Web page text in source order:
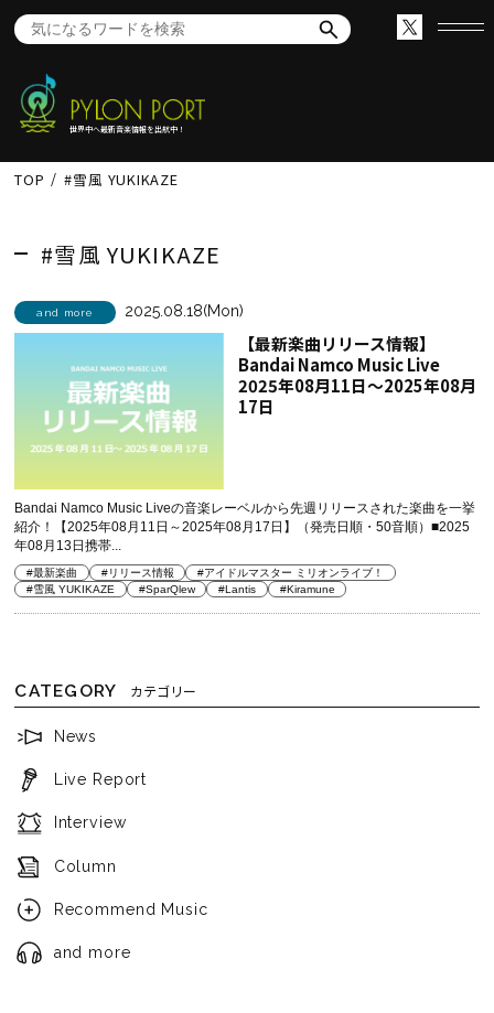
世界中へ最新音楽情報を出航中！
TOP #雪風 YUKIKAZE
#雪風 YUKIKAZE
and more 2025.08.18(Mon)
【最新楽曲リリース情報】
Bandai Namco Music Live
2025年08月11日～2025年08月
17日
Bandai Namco Music Liveの音楽レーベルから先週リリースされた楽曲を一挙
紹介！ 【2025年08月11日～2025年08月17日】（発売日順・50音順）■2025
年08月13日携帯...
#最新楽曲 #リリース情報
#アイドルマスター ミリオンライブ！
#雪風 YUKIKAZE
#SparQlew #Lantis #Kiramune
CATEGORY カテゴリー
News
Live Report
Interview
Column
Recommend Music
and more